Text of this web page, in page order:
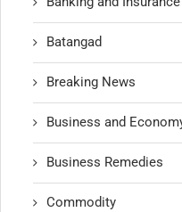
Batangad
Breaking News
Business and
Business Remedies
Commodity